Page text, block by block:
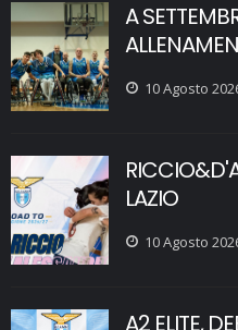
A
10 Agosto
LAZIO
10 Agosto
A2 ELITE,